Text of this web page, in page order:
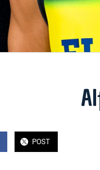
POST